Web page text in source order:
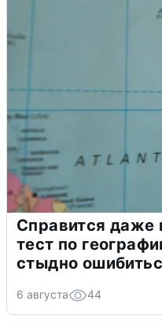
Справится даже
тест по
стыдно
6 августа 44